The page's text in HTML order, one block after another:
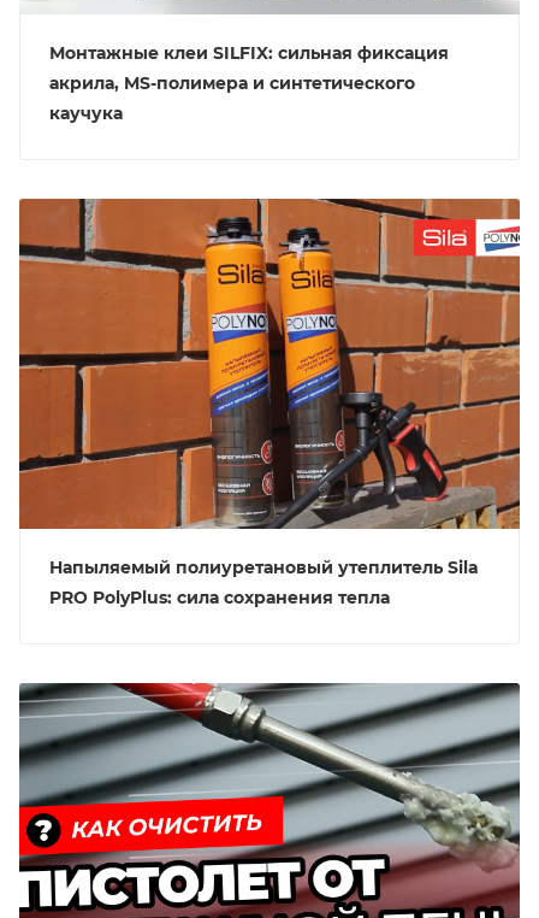
Монтажные клеи SILFIX: сильная фиксация
акрила, MS-полимера и синтетического
каучука
Напыляемый полиуретановый утеплитель Sila
PRO PolyPlus: сила сохранения тепла